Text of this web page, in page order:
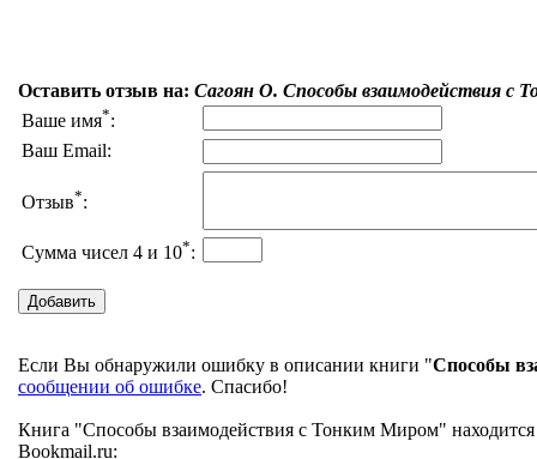
Оставить отзыв на: Сагоян О. Способы взаимодействия с
Ваше имя*:
Ваш Email:
Отзыв*:
Сумма чисел 4 и 10*:
Если Вы обнаружили ошибку в описании книги "Способы
сообщении об ошибке. Спасибо!
Книга "Способы взаимодействия с Тонким Миром" находится
Bookmail.ru: